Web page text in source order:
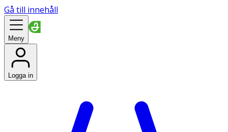
Gå till innehåll
Meny
Logga in